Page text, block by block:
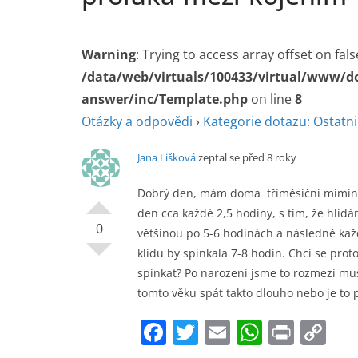
Warning: Trying to access array offset on
/data/web/virtuals/100433/virtual/www/
answer/inc/Template.php on line8
Otázky a odpovědi › Kategorie dotazu: Ostatni
0
Jana Liškovázeptal se před 8 roky
Dobrý den, mám doma tříměsíční
den cca každé 2,5 hodiny, s tim, že
většinou po 5-6 hodinách a následně
klidu by spinkala 7-8 hodin. Chci se
spinkat? Po narození jsme to rozmezí
tomto věku spát takto dlouho nebo je to
F T E W Pr